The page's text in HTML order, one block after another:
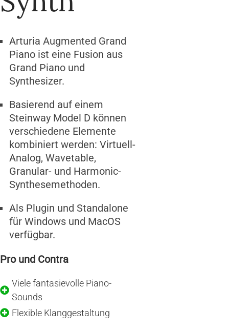
Arturia Augmented Grand
Piano ist eine Fusion aus
Grand Piano und
Synthesizer.
Basierend auf einem
Steinway Model D können
verschiedene Elemente
kombiniert werden: Virtuell-
Analog, Wavetable,
Granular- und Harmonic-
Synthesemethoden.
Als Plugin und Standalone
für Windows und MacOS
verfügbar.
Pro und Contra
Viele fantasievolle Piano-
Sounds
Flexible Klanggestaltung